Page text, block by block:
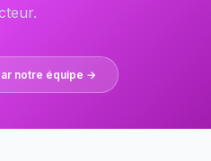
notre équipe →